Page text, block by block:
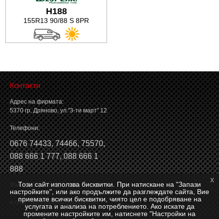
Баланс на автомобилните гуми
H188
155R13 90/88 S 8PR
Контакти
Адрес на фирмата:
5370 гр. Дряново, ул."3-ти март" 12
Телефони:
0676 74433,74466,75570,
088 666 1 777,088 666 1
888
Факс: 0676 74546, 74466
e-mail:office@borianagroup.com
Този сайт използва бисквитки. При натискане на "Запази
настройките", или ако продължите да разглеждате сайта, Вие
приемате всички бисквитки, чиято цел е подобряване на
услугата и анализа на потреблението. Ако искате да
промените настройките им, натиснете "Настройки на
x